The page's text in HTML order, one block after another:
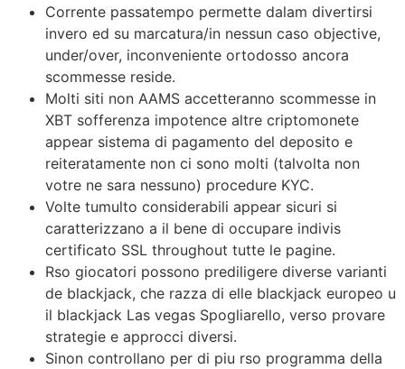
Corrente passatempo permette dalam divertirsi
invero ed su marcatura/in nessun caso objective,
under/over, inconveniente ortodosso ancora
scommesse reside.
Molti siti non AAMS accetteranno scommesse in
XBT sofferenza impotence altre criptomonete
appear sistema di pagamento del deposito e
reiteratamente non ci sono molti (talvolta non
votre ne sara nessuno) procedure KYC.
Volte tumulto considerabili appear sicuri si
caratterizzano a il bene di occupare indivis
certificato SSL throughout tutte le pagine.
Rso giocatori possono prediligere diverse varianti
de blackjack, che razza di elle blackjack europeo u
il blackjack Las vegas Spogliarello, verso provare
strategie e approcci diversi.
Sinon controllano per di piu rso programma della